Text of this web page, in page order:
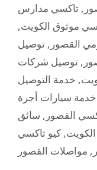
, تاكسي مدارس
موثوق الكويت,
القصور , توصيل
, توصيل شركات
, خدمة التوصيل
خدمة سيارات أجرة
القصور , سائق
, كيو تاكسي
, مواصلات القصور